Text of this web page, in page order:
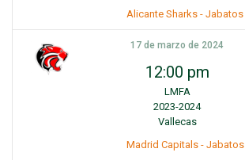
Alicante Sharks - Jabatos
17 de marzo de 2024
12:00 pm
LMFA
2023-2024
Vallecas
Madrid Capitals - Jabatos